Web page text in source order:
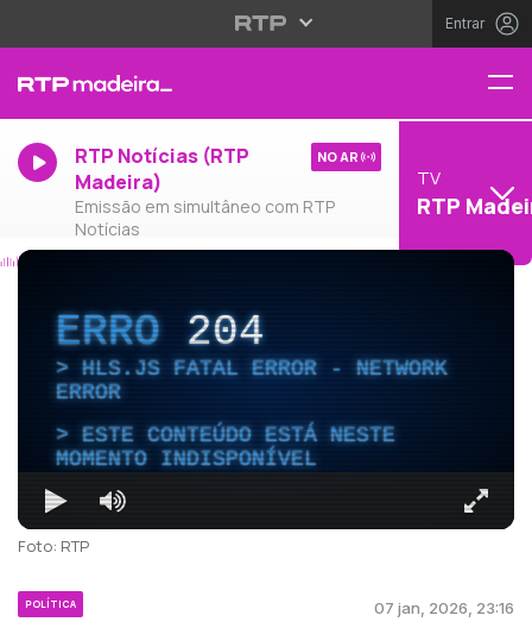
Entrar
RTP Notícias (RTP
Madeira)
Emissão em simultâneo com RTP
Notícias
NO AR
TV
RTP
ERRO204
HLS.JS FATAL ERROR - NETWORK
ERROR
ESTE CONTEÚDO ESTÁ NESTE
MOMENTO INDISPONÍVEL
Foto: RTP
POLÍTICA 07 jan, 2026, 23:16